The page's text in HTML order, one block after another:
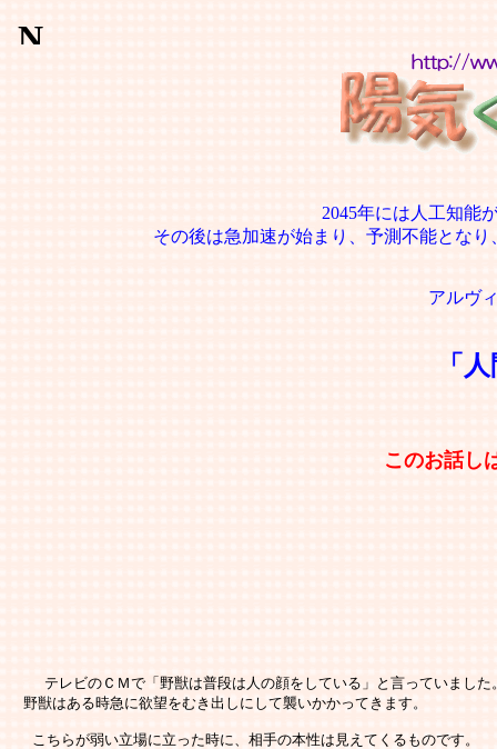
2045年には人工知能
その後は急加速が始まり、予測不能とな
アルヴ
「
このお話し
テレビのＣＭで「野獣は普段は人の顔をしている」と言っていました
野獣はある時急に欲望をむき出しにして襲いかかってきます。
こちらが弱い立場に立った時に、相手の本性は見えてくるものです。